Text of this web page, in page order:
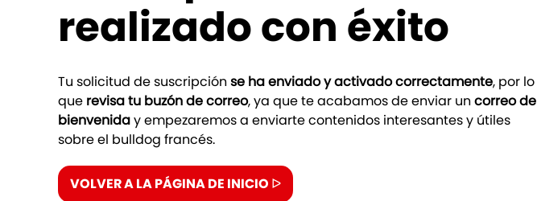
realizado con éxito
Tu solicitud de suscripciónse ha enviado y activado correctamente, por lo
que revisa tu buzón de correo, ya que te acabamos de enviar uncorreo de
bienveniday empezaremos a enviarte contenidos interesantes y útiles
sobre el bulldog francés.
VOLVER A LA PÁGINA DE INICIO ᐅ